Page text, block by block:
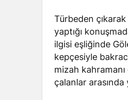
Türbeden
yaptığı
ilgisi eşliğinde
kepçesiyle
mizah
çalanlar arasında